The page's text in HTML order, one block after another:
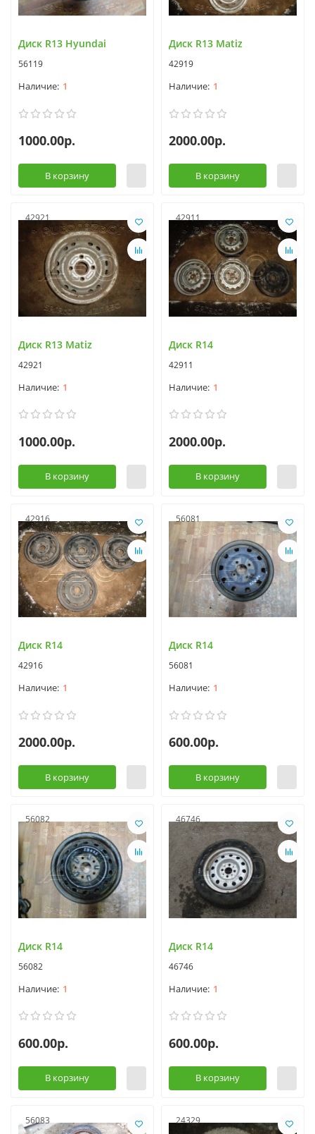
Диск R13 Hyundai
56119
1
1000.00р.
В корзину
Диск R13 Matiz
42919
1
2000.00р.
В корзину
42921
Диск R13 Matiz
42921
1
1000.00р.
В корзину
42911
Диск R14
42911
1
2000.00р.
В корзину
42916
Диск R14
42916
1
2000.00р.
В корзину
56081
Диск R14
56081
1
600.00р.
В корзину
56082
Диск R14
56082
1
600.00р.
В корзину
46746
Диск R14
46746
1
600.00р.
В корзину
56083 24329